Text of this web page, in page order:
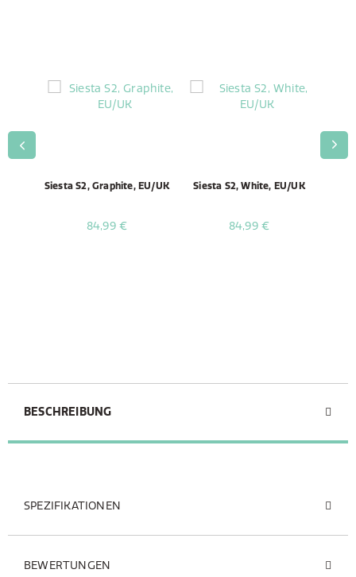
Siesta S2, Graphite, EU/UK
84,99 €
Siesta S2, White, EU/UK
84,99 €
BESCHREIBUNG
SPEZIFIKATIONEN
BEWERTUNGEN